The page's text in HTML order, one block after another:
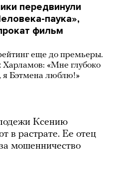
передвинули
паука»,
фильм
еще до премьеры.
«Мне глубоко
я Бэтмена люблю!»
Ксению
в растрате. Ее отец
мошенничество